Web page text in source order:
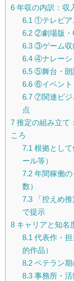
6 年収の内訳：収
6.1 ①テレビア
6.2②劇場版・
6.3③ゲーム収
6.4④ナレーシ
6.5⑤舞台・朗
6.6⑥イベント
6.7⑦関連ビジ
点
7 推定の組み立
ころ
7.1 根拠とし
ール等）
7.2年間稼働の
数）
7.3「控えめ推
で提示
8 キャリアと知名
8.1 代表作・
的作品）
8.2ベテラン期
8.3事務所・活